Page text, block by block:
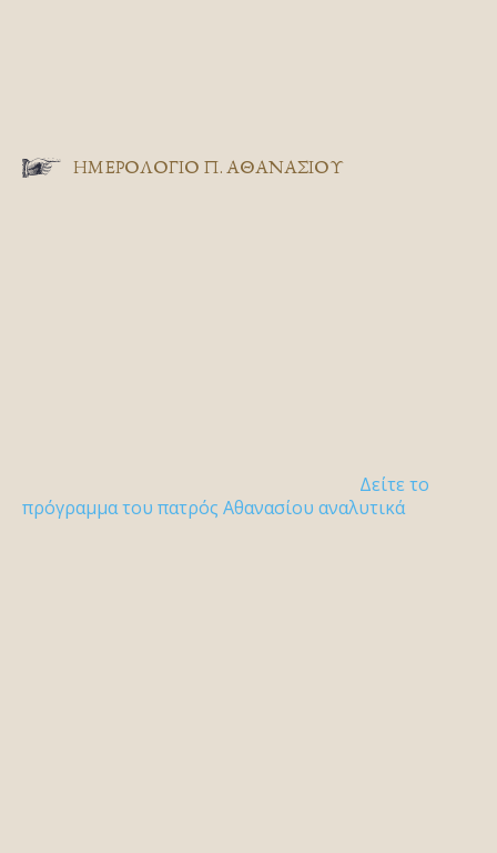
ΗΜΕΡΟΛΟΓΙΟ Π. ΑΘΑΝΑΣΙΟΥ
Δείτε το
πρόγραμμα του πατρός Αθανασίου αναλυτικά